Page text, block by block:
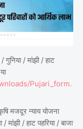
/ मांझी / हाट
Pujari_form.
मजदूर न्याय योजना
मांझी / हाट पहरिया / बाजा